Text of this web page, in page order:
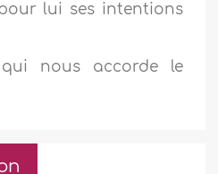
lui ses intentions
nous accorde le